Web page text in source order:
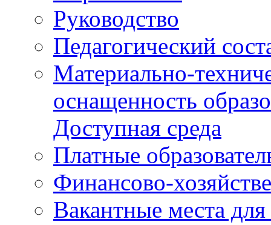
Руководство
Педагогический
Материально-
оснащенность
Доступная среда
Платные
Финансово-
Вакантные места